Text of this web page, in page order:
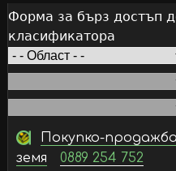
Форма за бърз достъп
класификатора
Покупко-
земя
0889 254 752